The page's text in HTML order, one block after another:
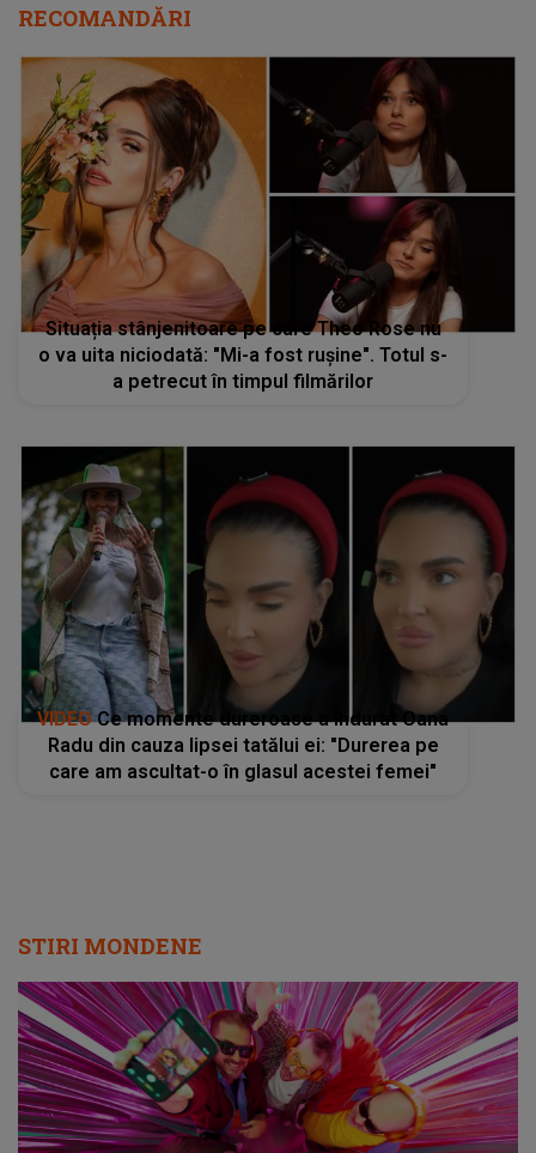
RECOMANDĂRI
Situația stânjenitoare pe care Theo Rose nu
o va uita niciodată: "Mi-a fost rușine". Totul s-
a petrecut în timpul filmărilor
VIDEOCe momente dureroase a îndurat Oana
Radu din cauza lipsei tatălui ei: "Durerea pe
care am ascultat-o în glasul acestei femei"
STIRI MONDENE